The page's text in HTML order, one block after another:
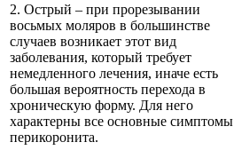
2. Острый – при прорезывании
восьмых моляров в большинстве
случаев возникает этот вид
заболевания, который требует
немедленного лечения, иначе есть
большая вероятность перехода в
хроническую форму. Для него
характерны все основные симптомы
перикоронита.